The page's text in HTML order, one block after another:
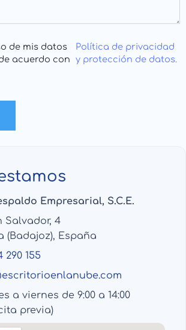
de mis datos
acuerdo con
Política de privacidad
y protección de datos.
Empresarial, S.C.E.
Salvador, 4
(Badajoz), España
290 155
a viernes de 9:00 a 14:00
previa)